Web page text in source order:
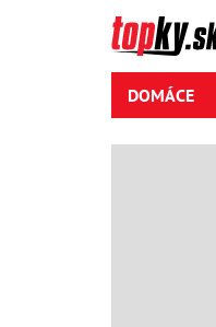
DOMÁCE